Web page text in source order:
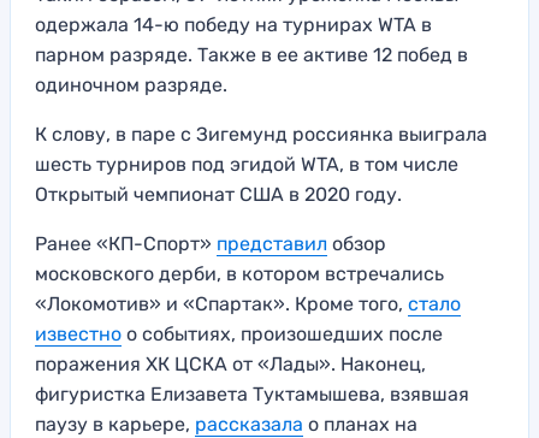
одержала 14-ю победу на турнирах WTA в
парном разряде. Также в ее активе 12 побед в
одиночном разряде.
К слову, в паре с Зигемунд россиянка выиграла
шесть турниров под эгидой WTA, в том числе
Открытый чемпионат США в 2020 году.
Ранее «КП-Спорт» представил обзор
московского дерби, в котором встречались
«Локомотив» и «Спартак». Кроме того, стало
известно о событиях, произошедших после
поражения ХК ЦСКА от «Лады». Наконец,
фигуристка Елизавета Туктамышева, взявшая
паузу в карьере, рассказала о планах на